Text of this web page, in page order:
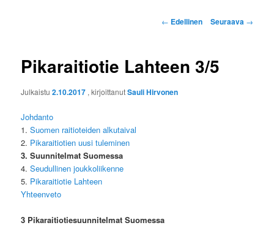
Artikkelien
← Edellinen Seuraava →
Pikaraitiotie Lahteen 3/5
Julkaistu2.10.2017 , kirjoittanutSauli Hirvonen
Johdanto
1.Suomen raitioteiden alkutaival
2. Pikaraitiotien uusi tuleminen
3. Suunnitelmat Suomessa
4.Seudullinen joukkoliikenne
5. Pikaraitiotie Lahteen
Yhteenveto
3 Pikaraitiotiesuunnitelmat Suomessa